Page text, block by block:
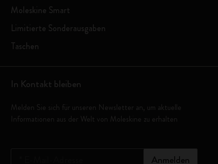
Moleskine Smart
Limitierte Sonderausgaben
Taschen
In Kontakt bleiben
Melden Sie sich für unseren Newsletter an, um aktuelle
Informationen aus der Welt von Moleskine zu erhalten
Anmelden